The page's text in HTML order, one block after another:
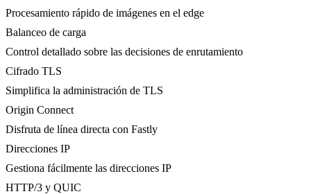
Procesamiento rápido de imágenes en el edge
Balanceo de carga
Control detallado sobre las decisiones de enrutamiento
Cifrado TLS
Simplifica la administración de TLS
Origin Connect
Disfruta de línea directa con Fastly
Direcciones IP
Gestiona fácilmente las direcciones IP
HTTP/3 y QUIC